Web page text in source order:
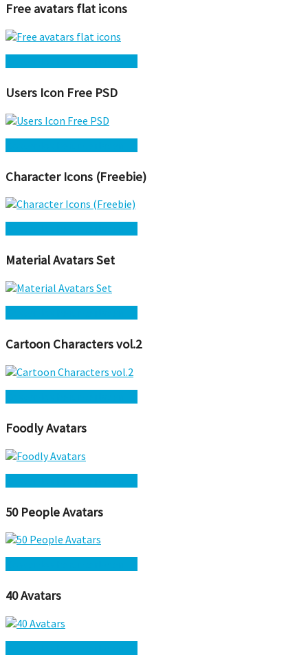
Free avatars flat icons
Users Icon Free PSD
Character Icons (Freebie)
Material Avatars Set
Cartoon Characters vol.2
Foodly Avatars
50 People Avatars
40 Avatars